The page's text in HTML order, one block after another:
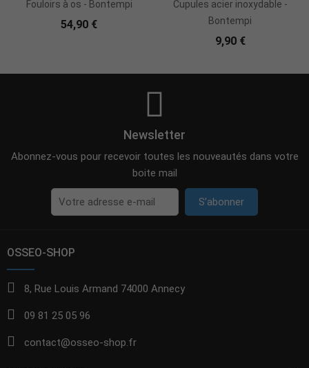
Fouloirs à os - Bontempi
54,90 €
Cupules acier inoxydable -
Bontempi
9,90 €
Newsletter
Abonnez-vous pour recevoir toutes les nouveautés dans votre
boite mail
S’abonner
OSSEO-SHOP
8, Rue Louis Armand 74000 Annecy
09 81 25 05 96
contact@osseo-shop.fr